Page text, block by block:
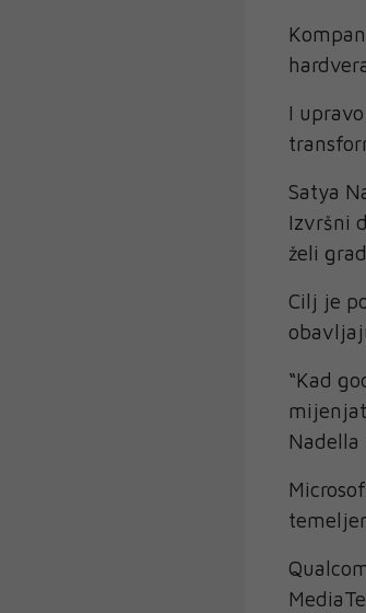
I
Satya
Izvršni
želi
Cilj je
“Kad
Nadella